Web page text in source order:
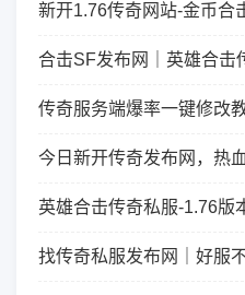
新开1.76传奇网站-金币合
合击SF发布网｜英雄合击
传奇服务端爆率一键修改
今日新开传奇发布网，热
英雄合击传奇私服-1.76版
找传奇私服发布网｜好服